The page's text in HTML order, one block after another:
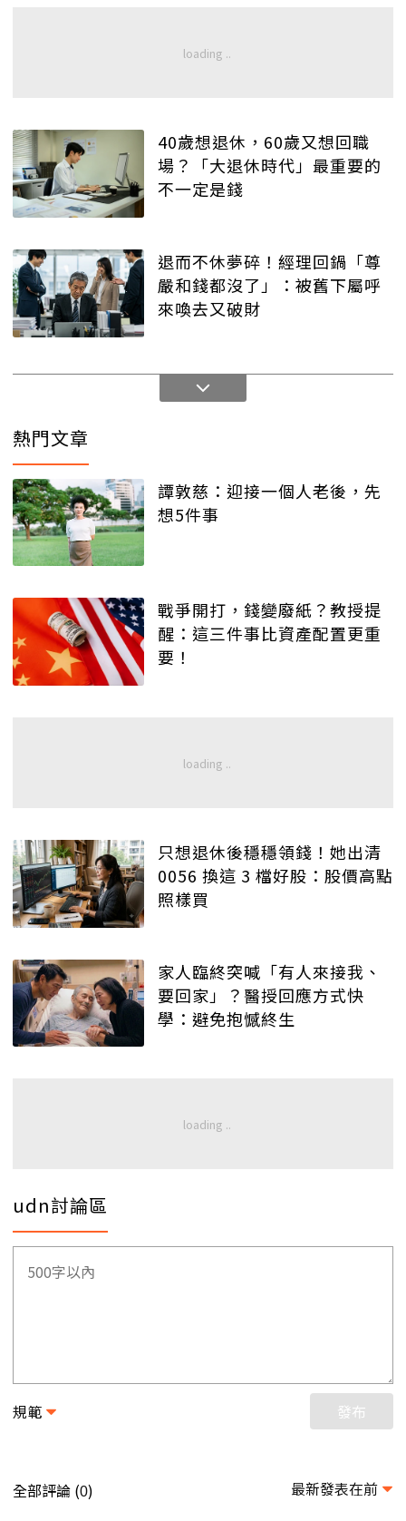
40歲想退休，60歲又想回職
場？「大退休時代」最重要的
不一定是錢
退而不休夢碎！經理回鍋「尊
嚴和錢都沒了」：被舊下屬呼
來喚去又破財
熱門文章
譚敦慈：迎接一個人老後，先
想5件事
戰爭開打，錢變廢紙？教授提
醒：這三件事比資產配置更重
要！
只想退休後穩穩領錢！她出清
0056 換這 3 檔好股：股價高點
照樣買
家人臨終突喊「有人來接我、
要回家」？醫授回應方式快
學：避免抱憾終生
udn討論區
規範 發布
全部評論 (0) 最新發表在前